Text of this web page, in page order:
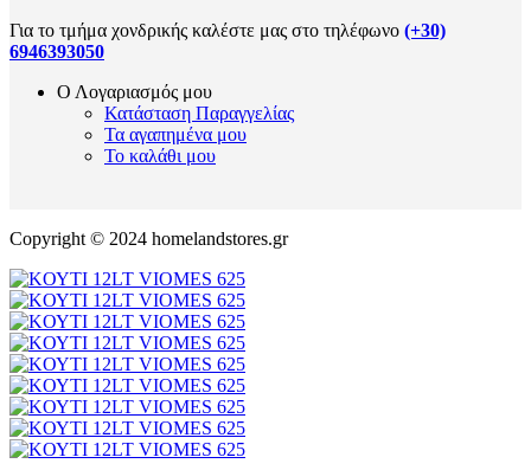
Για το τμήμα χονδρικής καλέστε μας στο τηλέφωνο (+30)
6946393050
Ο Λογαριασμός μου
Κατάσταση Παραγγελίας
Τα αγαπημένα μου
Το καλάθι μου
Copyright © 2024 homelandstores.gr